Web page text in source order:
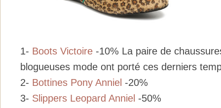
1- Boots Victoire -10% La paire de
blogueuses mode ont porté ces derniers
2- Bottines Pony Anniel -20%
3- Slippers Leopard Anniel -50%